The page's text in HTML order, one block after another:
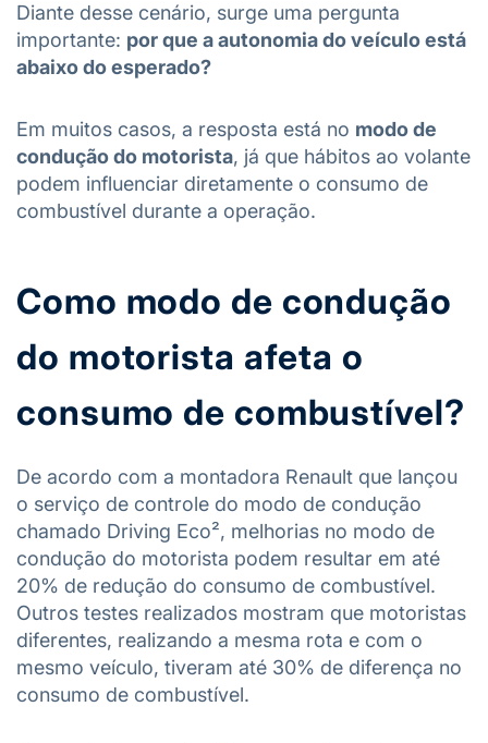
Diante desse cenário, surge uma pergunta
importante: por que a autonomia do veículo está
abaixo do esperado?
Em muitos casos, a resposta está no modo de
condução do motorista, já que hábitos ao volante
podem influenciar diretamente o consumo de
combustível durante a operação.
Como modo de condução
do motorista afeta o
consumo de combustível?
De acordo com a montadora Renault que lançou
o serviço de controle do modo de condução
chamado Driving Eco², melhorias no modo de
condução do motorista podem resultar em até
20% de redução do consumo de combustível.
Outros testes realizados mostram que motoristas
diferentes, realizando a mesma rota e com o
mesmo veículo, tiveram até 30% de diferença no
consumo de combustível.